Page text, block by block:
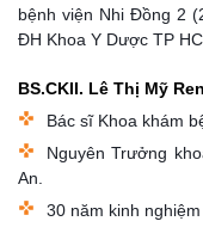
bệnh viện Nhi Đồng 2
ĐH Khoa Y Dược TP
BS.CKII. Lê Thị Mỹ Ren
Bác sĩ Khoa khám
Nguyên Trưởng
An.
30 năm kinh